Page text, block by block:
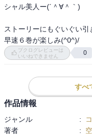
シャル美人ー(´＾∀＾｀)
ストーリーにもぐいぐい引
早速６巻が楽しみ(^0^)/
ブクログレビューは
いいねできません
0
すべ
作品情報
ジャンル :
著者
: